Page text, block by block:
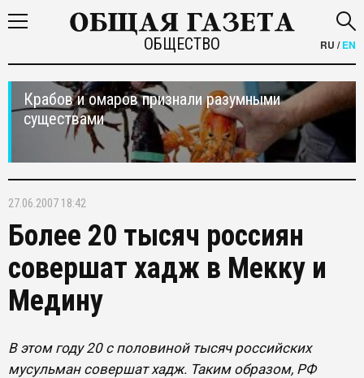
ОБЩЕСТВО RU /EN
Крабов и омаров признали разумными
существами
27.06.2007 18:42
Более 20 тысяч россиян
совершат хадж в Мекку и
Медину
В этом году 20 с половиной тысяч российских
мусульман совершат хадж. Таким образом, РФ